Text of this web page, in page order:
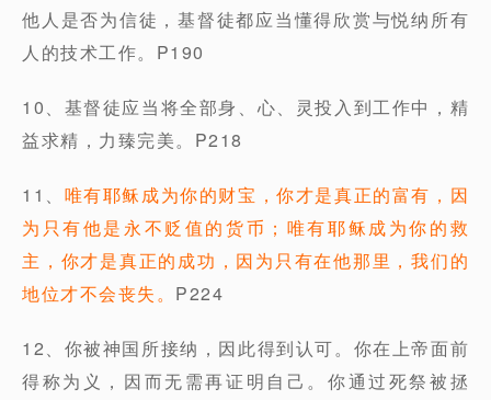
他人是否为信徒，基督徒都应当懂得欣赏与悦纳所有
人的技术工作。P190
10、基督徒应当将全部身、心、灵投入到工作中，精
益求精，力臻完美。P218
11、 唯有耶稣成为你的财宝，你才是真正的富有，因
为只有他是永不贬值的货币；唯有耶稣成为你的救
主，你才是真正的成功，因为只有在他那里，我们的
地位才不会丧失。 P224
12、你被神国所接纳，因此得到认可。你在上帝面前
得称为义，因而无需再证明自己。你通过死祭被拯